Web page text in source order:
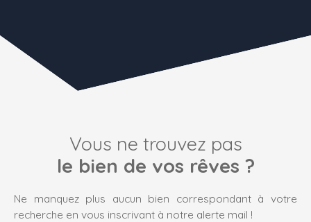
Vous ne trouvez pas
le bien de vos rêves ?
Ne manquez plus aucun bien correspondant à votre
recherche en vous inscrivant à notre alerte mail !